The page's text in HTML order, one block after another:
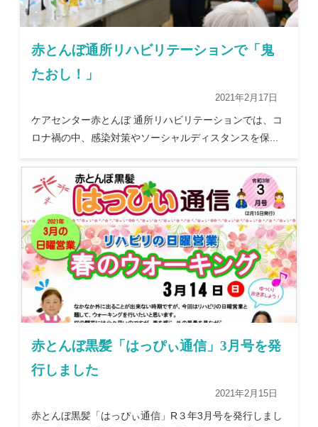
赤とんぼ通所リハビリテーションで「鬼
たおし！」
2021年2月17日
ケアセンター赤とんぼ 通所リハビリテーションでは、コ
ロナ禍の中、感染対策やソーシャルディスタンスを保...
赤とんぼ黒髪「はっぴぃ通信」3月号を発
行しました
2021年2月15日
赤とんぼ黒髪「はっぴぃ通信」R３年3月号を発行しまし